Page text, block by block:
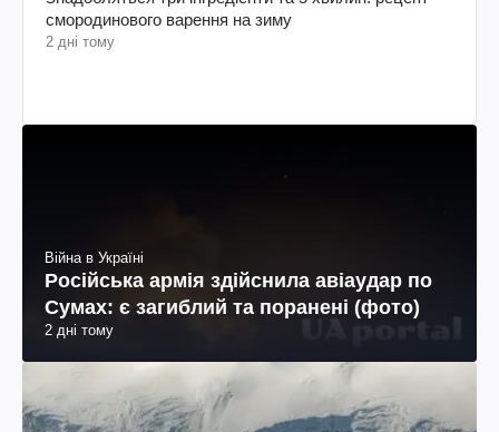
смородинового варення на зиму
2 дні тому
Війна в Україні
Російська армія здійснила авіаудар по
Сумах: є загиблий та поранені (фото)
2 дні тому